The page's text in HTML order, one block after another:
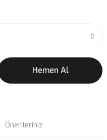
Hemen Al
Önerileriniz